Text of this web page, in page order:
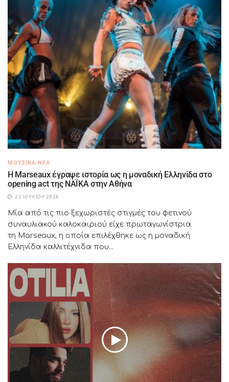
ΜΟΥΣΙΚΆ ΝΈΑ
H Marseaux έγραψε ιστορία ως η μοναδική Ελληνίδα στο
opening act της NAÏKA στην Αθήνα
22 ΙΟΥΛΊΟΥ 2026
Μία από τις πιο ξεχωριστές στιγμές του φετινού
συναυλιακού καλοκαιριού είχε πρωταγωνίστρια
τη Marseaux, η οποία επιλέχθηκε ως η μοναδική
Ελληνίδα καλλιτέχνιδα που...